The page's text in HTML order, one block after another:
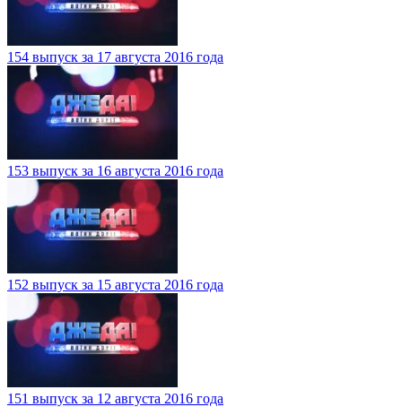
154 выпуск за 17 августа 2016 года
153 выпуск за 16 августа 2016 года
152 выпуск за 15 августа 2016 года
151 выпуск за 12 августа 2016 года